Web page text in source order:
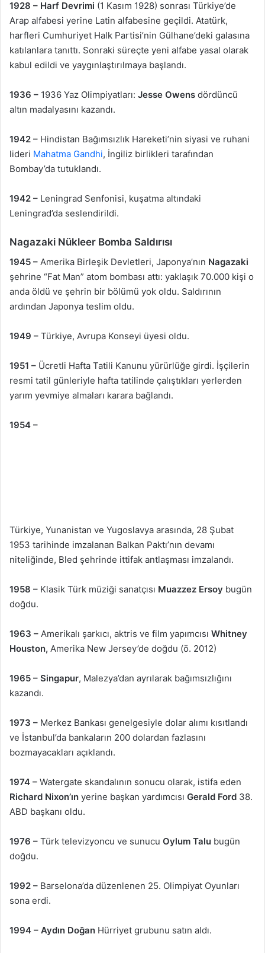
1928 – Harf Devrimi (1 Kasım 1928) sonrası Türkiye’de
Arap alfabesi yerine Latin alfabesine geçildi. Atatürk,
harfleri Cumhuriyet Halk Partisi’nin Gülhane’deki galasına
katılanlara tanıttı. Sonraki süreçte yeni alfabe yasal olarak
kabul edildi ve yaygınlaştırılmaya başlandı.
1936 – 1936 Yaz Olimpiyatları: Jesse Owens dördüncü
altın madalyasını kazandı.
1942 – Hindistan Bağımsızlık Hareketi’nin siyasi ve ruhani
lideri Mahatma Gandhi, İngiliz birlikleri tarafından
Bombay’da tutuklandı.
1942 – Leningrad Senfonisi, kuşatma altındaki
Leningrad’da seslendirildi.
Nagazaki Nükleer Bomba Saldırısı
1945 – Amerika Birleşik Devletleri, Japonya’nın Nagazaki
şehrine “Fat Man” atom bombası attı: yaklaşık 70.000 kişi o
anda öldü ve şehrin bir bölümü yok oldu. Saldırının
ardından Japonya teslim oldu.
1949 – Türkiye, Avrupa Konseyi üyesi oldu.
1951 – Ücretli Hafta Tatili Kanunu yürürlüğe girdi. İşçilerin
resmi tatil günleriyle hafta tatilinde çalıştıkları yerlerden
yarım yevmiye almaları karara bağlandı.
1954 –
Türkiye, Yunanistan ve Yugoslavya arasında, 28 Şubat
1953 tarihinde imzalanan Balkan Paktı’nın devamı
niteliğinde, Bled şehrinde ittifak antlaşması imzalandı.
1958 – Klasik Türk müziği sanatçısı Muazzez Ersoy bugün
doğdu.
1963 – Amerikalı şarkıcı, aktris ve film yapımcısı Whitney
Houston, Amerika New Jersey’de doğdu (ö. 2012)
1965 – Singapur, Malezya’dan ayrılarak bağımsızlığını
kazandı.
1973 – Merkez Bankası genelgesiyle dolar alımı kısıtlandı
ve İstanbul’da bankaların 200 dolardan fazlasını
bozmayacakları açıklandı.
1974 – Watergate skandalının sonucu olarak, istifa eden
Richard Nixon’ın yerine başkan yardımcısı Gerald Ford 38.
ABD başkanı oldu.
1976 – Türk televizyoncu ve sunucu Oylum Talu bugün
doğdu.
1992 – Barselona’da düzenlenen 25. Olimpiyat Oyunları
sona erdi.
1994 – Aydın Doğan Hürriyet grubunu satın aldı.